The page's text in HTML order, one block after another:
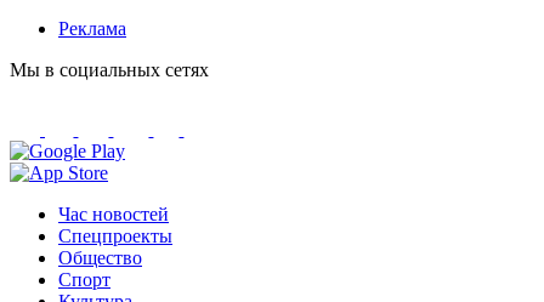
Реклама
Мы в социальных сетях
Час новостей
Спецпроекты
Общество
Спорт